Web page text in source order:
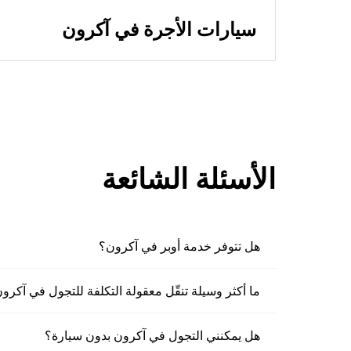
سيارات الأجرة في آكرون
الأسئلة الشائعة
هل تتوفر خدمة أوبر في آكرون؟
ما أكثر وسيلة تنقّل معقولة التكلفة للتجول في
هل يمكنني التجول في آكرون بدون سيارة؟